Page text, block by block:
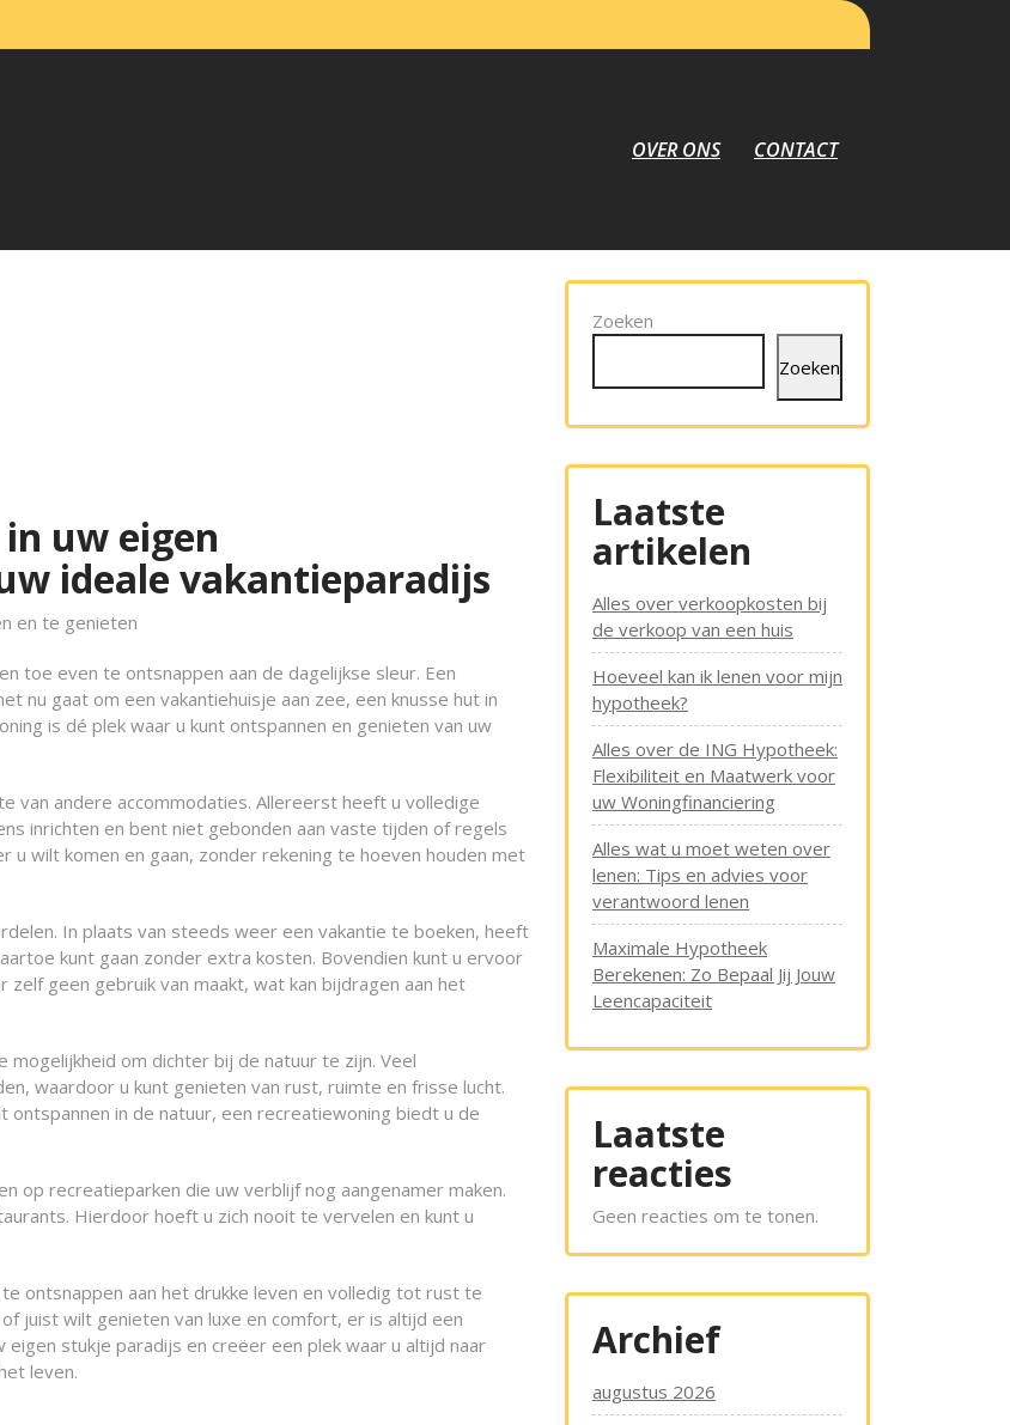
OVER ONS CONTACT
uw eigen
ideale vakantieparadijs
en te genieten
toe even te ontsnappen aan de dagelijkse sleur. Een
nu gaat om een vakantiehuisje aan zee, een knusse hut in
is dé plek waar u kunt ontspannen en genieten van uw
van andere accommodaties. Allereerst heeft u volledige
inrichten en bent niet gebonden aan vaste tijden of regels
u wilt komen en gaan, zonder rekening te hoeven houden met
In plaats van steeds weer een vakantie te boeken, heeft
kunt gaan zonder extra kosten. Bovendien kunt u ervoor
geen gebruik van maakt, wat kan bijdragen aan het
om dichter bij de natuur te zijn. Veel
waardoor u kunt genieten van rust, ruimte en frisse lucht.
in de natuur, een recreatiewoning biedt u de
op recreatieparken die uw verblijf nog aangenamer maken.
Hierdoor hoeft u zich nooit te vervelen en kunt u
ontsnappen aan het drukke leven en volledig tot rust te
juist wilt genieten van luxe en comfort, er is altijd een
stukje paradijs en creëer een plek waar u altijd naar
leven.
Zoeken
Zoeken
Laatste
artikelen
Alles over verkoopkosten bij
de verkoop van een huis
Hoeveel kan ik lenen voor mijn
hypotheek?
Alles over de ING Hypotheek:
Flexibiliteit en Maatwerk voor
uw Woningfinanciering
Alles wat u moet weten over
lenen: Tips en advies voor
verantwoord lenen
Maximale Hypotheek
Berekenen: Zo Bepaal Jij Jouw
Leencapaciteit
Laatste
reacties
Geen reacties om te tonen.
Archief
augustus 2026